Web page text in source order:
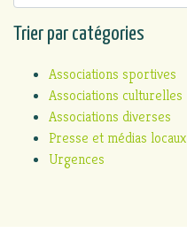
Trier par catégories
Associations sportives
Associations culturelles
Associations diverses
Presse et médias locaux
Urgences